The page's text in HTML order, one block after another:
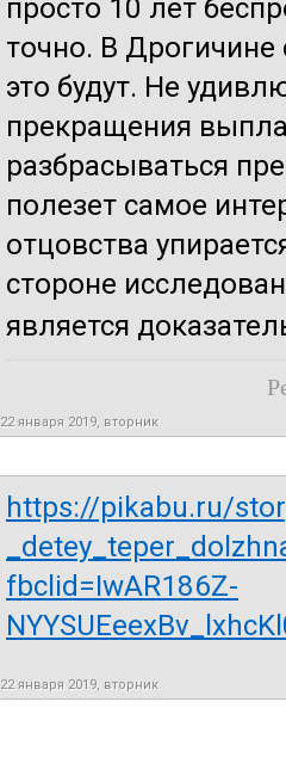
просто 10 лет
точно. В
это будут. Не
прекращения
разбрасываться
полезет самое
отцовства
стороне
является
22 января 2019, вторник
https://pikabu.ru/
fbclid=IwAR186Z-
22 января 2019, вторник